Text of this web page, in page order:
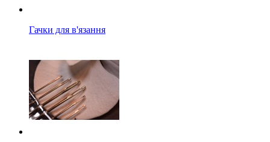
Гачки для в'язання